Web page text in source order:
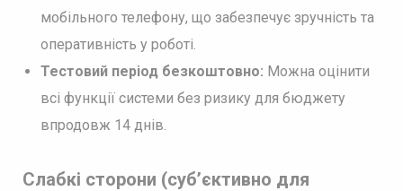
мобільного телефону, що забезпечує зручність та
оперативність у роботі.
Тестовий період безкоштовно: Можна оцінити
всі функції системи без ризику для бюджету
впродовж 14 днів.
Слабкі сторони (суб’єктивно для